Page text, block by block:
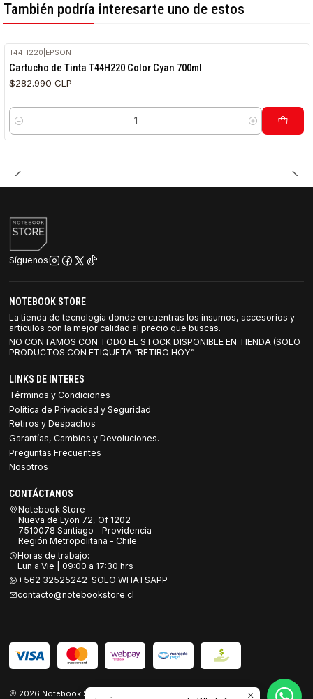
También podría interesarte uno de estos
T44H220 EPSON
Cartucho de Tinta T44H220 Color Cyan 700ml
$282.990 CLP
Cantidad
Síguenos
NOTEBOOK STORE
La tienda de tecnología donde encuentras los insumos, accesorios y
artículos con la mejor calidad al precio que buscas.
NO CONTAMOS CON TODO EL STOCK DISPONIBLE EN TIENDA (SOLO
PRODUCTOS CON ETIQUETA “RETIRO HOY”
LINKS DE INTERES
Términos y Condiciones
Política de Privacidad y Seguridad
Retiros y Despachos
Garantías, Cambios y Devoluciones.
Preguntas Frecuentes
Nosotros
CONTÁCTANOS
Notebook Store
Nueva de Lyon 72, Of 1202
7510078 Santiago - Providencia
Región Metropolitana - Chile
Horas de trabajo:
Lun a Vie | 09:00 a 17:30 hrs
+562 32525242 SOLO WHATSAPP
contacto@notebookstore.cl
2026 Notebook Store.